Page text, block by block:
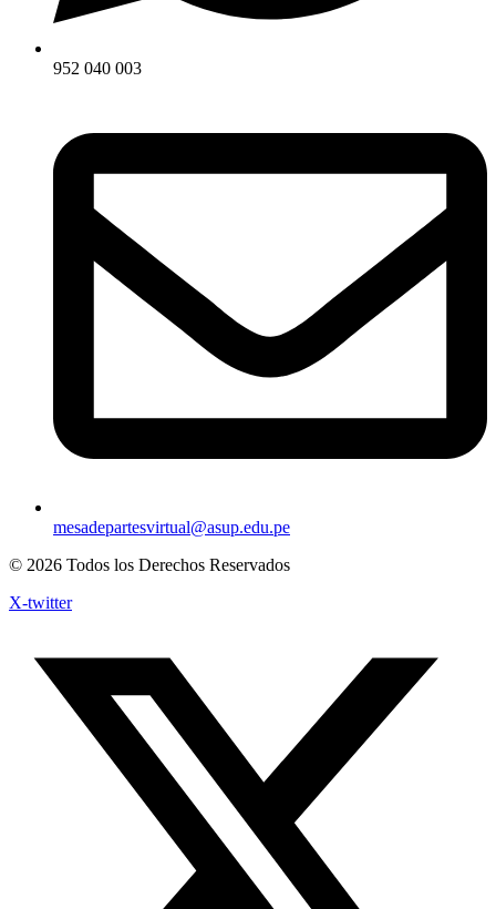
952 040 003
mesadepartesvirtual@asup.edu.pe
© 2026 Todos los Derechos Reservados
X-twitter